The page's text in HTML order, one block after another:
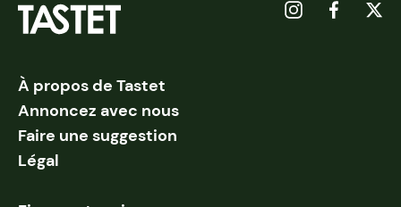
À propos de Tastet
Annoncez avec nous
Faire une suggestion
Légal